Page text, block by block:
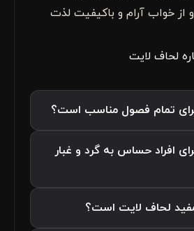
خواب آرام و باکیفیت لذت
لحاف لایت
تمام فصول مناسب است؟
افراد حساس به گرد و غبار
لحاف لایت است؟